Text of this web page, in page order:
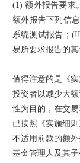
(1) 额外报告要求
额外报告下列信
系统测试报告；
易所要求报告的其
值得注意的是《
投资者以减少大
性为目的，在交
已按照《实施细
不适用前款的额
基金管理人及其